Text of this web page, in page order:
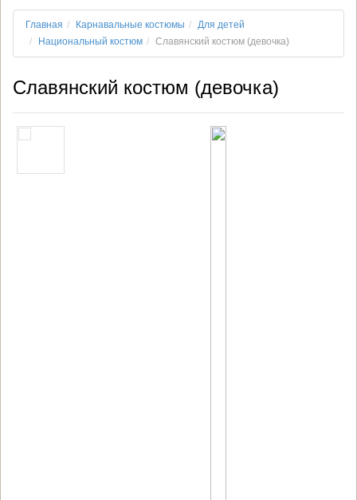
Главная Карнавальные костюмы
Для детей
Национальный костюм
Славянский костюм (девочка)
Славянский костюм (девочка)